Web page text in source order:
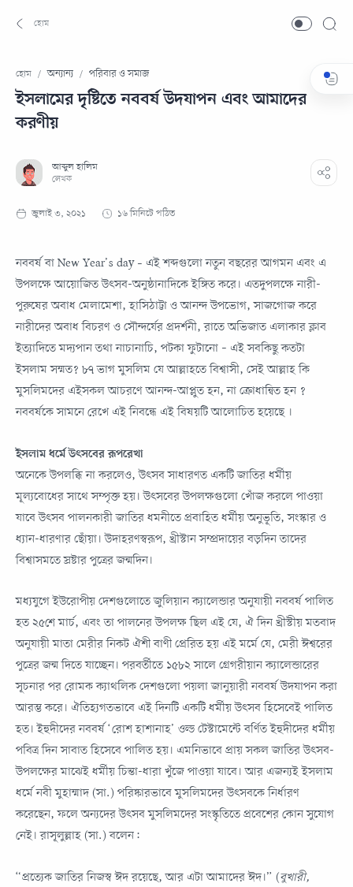
হোম অন্যান্য পরিবার ও সমাজ
ইসলামের দৃষ্টিতে নববর্ষ উদযাপন এবং আমাদের
করণীয়
১৬ মিনিটে পঠিত
নববর্ষ বা New Year’s day – এই শব্দগুলো নতুন বছরের আগমন এবং এ
উপলক্ষে আয়োজিত উৎসব-অনুষ্ঠানাদিকে ইঙ্গিত করে। এতদুপলক্ষে নারী-
পুরুষের অবাধ মেলামেশা, হাসিঠাট্টা ও আনন্দ উপভোগ, সাজগোজ করে
নারীদের অবাধ বিচরণ ও সৌন্দর্যের প্রদর্শনী, রাতে অভিজাত এলাকার ক্লাব
ইত্যাদিতে মদ্যপান তথা নাচানাচি, পটকা ফুটানো – এই সবকিছু কতটা
ইসলাম সম্মত? ৮৭ ভাগ মুসলিম যে আল্লাহতে বিশ্বাসী, সেই আল্লাহ কি
মুসলিমদের এইসকল আচরণে আনন্দ-আপ্লুত হন, না ক্রোধান্বিত হন ?
নববর্ষকে সামনে রেখে এই নিবন্ধে এই বিষয়টি আলোচিত হয়েছে ।
ইসলাম ধর্মে উৎসবের রূপরেখা
অনেকে উপলব্ধি না করলেও, উৎসব সাধারণত একটি জাতির ধর্মীয়
মূল্যবোধের সাথে সম্পৃক্ত হয়। উৎসবের উপলক্ষগুলো খোঁজ করলে পাওয়া
যাবে উৎসব পালনকারী জাতির ধমনীতে প্রবাহিত ধর্মীয় অনুভূতি, সংস্কার ও
ধ্যান-ধারণার ছোঁয়া। উদাহরণস্বরূপ, খ্রীস্টান সম্প্রদায়ের বড়দিন তাদের
বিশ্বাসমতে স্রষ্টার পুত্রের জন্মদিন।
মধ্যযুগে ইউরোপীয় দেশগুলোতে জুলিয়ান ক্যালেন্ডার অনুযায়ী নববর্ষ পালিত
হত ২৫শে মার্চ, এবং তা পালনের উপলক্ষ ছিল এই যে, ঐ দিন খ্রীস্টীয় মতবাদ
অনুযায়ী মাতা মেরীর নিকট ঐশী বাণী প্রেরিত হয় এই মর্মে যে, মেরী ঈশ্বরের
পুত্রের জন্ম দিতে যাচ্ছেন। পরবর্তীতে ১৫৮২ সালে গ্রেগরীয়ান ক্যালেন্ডারের
সূচনার পর রোমক ক্যাথলিক দেশগুলো পয়লা জানুয়ারী নববর্ষ উদযাপন করা
আরম্ভ করে। ঐতিহ্যগতভাবে এই দিনটি একটি ধর্মীয় উৎসব হিসেবেই পালিত
হত। ইহুদীদের নববর্ষ ‘রোশ হাশানাহ’ ওল্ড টেস্টামেন্টে বর্ণিত ইহুদীদের ধর্মীয়
পবিত্র দিন সাবাত হিসেবে পালিত হয়। এমনিভাবে প্রায় সকল জাতির উৎসব-
উপলক্ষের মাঝেই ধর্মীয় চিন্তা-ধারা খুঁজে পাওয়া যাবে। আর এজন্যই ইসলাম
ধর্মে নবী মুহাম্মাদ (সা.) পরিষ্কারভাবে মুসলিমদের উৎসবকে নির্ধারণ
করেছেন, ফলে অন্যদের উৎসব মুসলিমদের সংস্কৃতিতে প্রবেশের কোন সুযোগ
নেই। রাসূলুল্লাহ (সা.) বলেন:
“প্রত্যেক জাতির নিজস্ব ঈদ রয়েছে, আর এটা আমাদের ঈদ।” (বুখারী,